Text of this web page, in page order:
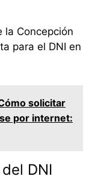
la Concepción
para el DNI en
solicitar
por internet:
DNI